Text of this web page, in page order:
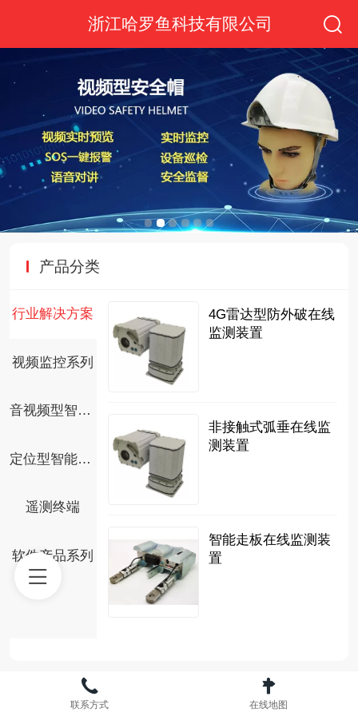
浙江哈罗鱼科技有限公司
产品分类
行业解决方案
视频监控系列
音视频型智能安全帽
定位型智能安全帽
遥测终端
软件产品系列
4G雷达型防外破在线
监测装置
非接触式弧垂在线监
测装置
智能走板在线监测装
置
关于我们
联系方式 在线地图